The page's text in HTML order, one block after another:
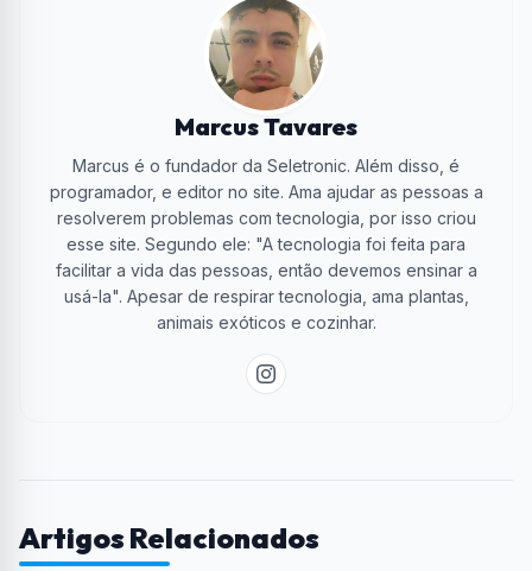
Marcus Tavares
Marcus é o fundador da Seletronic. Além disso, é
programador, e editor no site. Ama ajudar as pessoas a
resolverem problemas com tecnologia, por isso criou
esse site. Segundo ele: "A tecnologia foi feita para
facilitar a vida das pessoas, então devemos ensinar a
usá-la". Apesar de respirar tecnologia, ama plantas,
animais exóticos e cozinhar.
Artigos Relacionados